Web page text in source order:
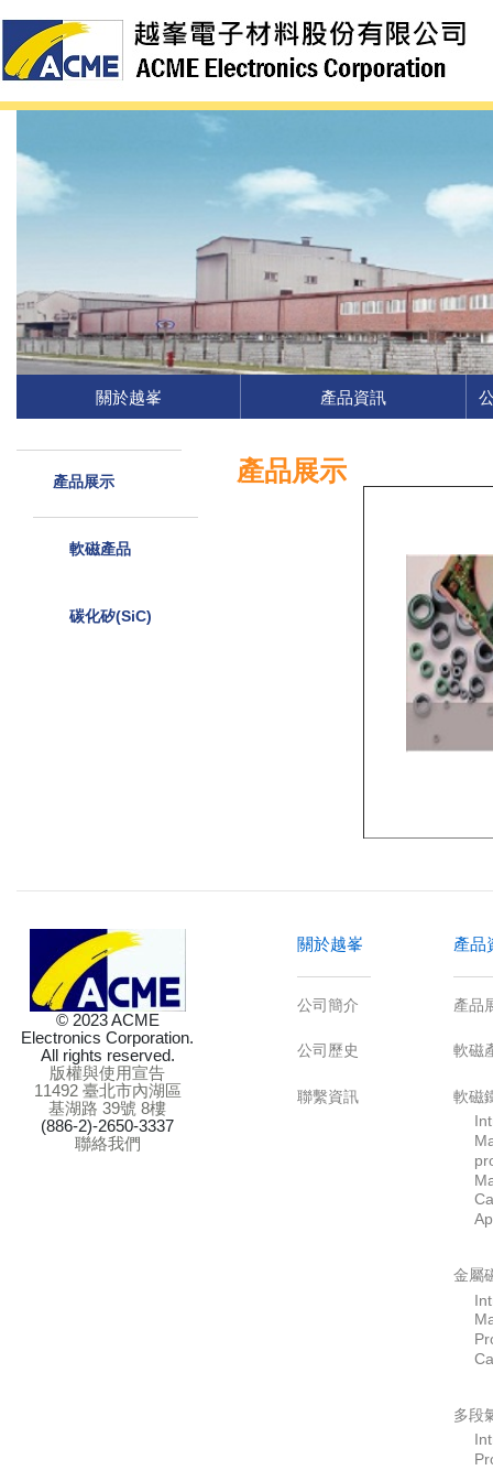
關於越峯 產品資訊
產品展示
軟磁產品
碳化矽(SiC)
產品展示
© 2023 ACME
Electronics Corporation.
All rights reserved.
版權與使用宣告
11492 臺北市內湖區
基湖路 39號 8樓
(886-2)-2650-3337
聯絡我們
公司簡介
公司歷史